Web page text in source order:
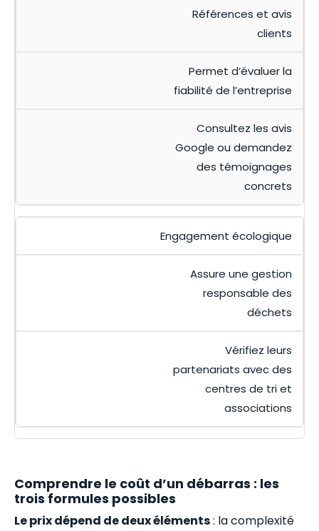
Références et avis
clients
Permet d’évaluer la
fiabilité de l’entreprise
Consultez les avis
Google ou demandez
des témoignages
concrets
Engagement écologique
Assure une gestion
responsable des
déchets
Vérifiez leurs
partenariats avec des
centres de tri et
associations
Comprendre le coût d’un débarras : les
trois formules possibles
Le prix dépend de deux éléments: la complexité